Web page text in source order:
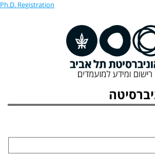
Ph.D. Registration